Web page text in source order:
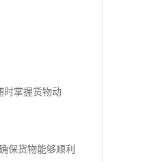
时掌握货物动
保货物能够顺利